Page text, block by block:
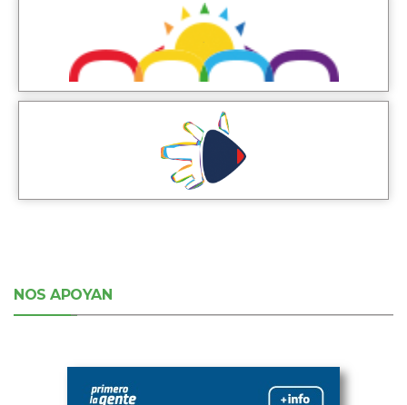
NOS APOYAN